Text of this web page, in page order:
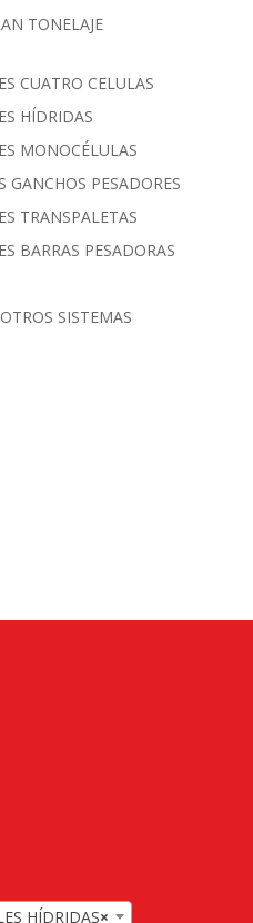
TONELAJE
CUATRO CELULAS
HÍDRIDAS
MONOCÉLULAS
GANCHOS PESADORES
TRANSPALETAS
BARRAS PESADORAS
SISTEMAS
×
HÍDRIDAS